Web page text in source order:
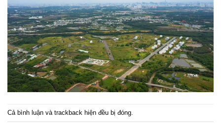
Cả bình luận và trackback hiện đều bị đóng.